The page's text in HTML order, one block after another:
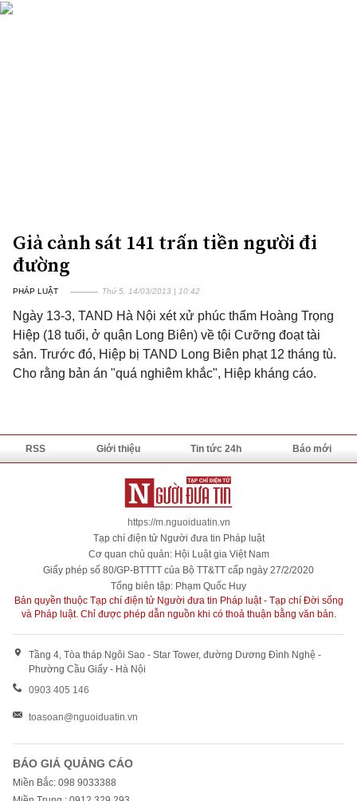
Giả cảnh sát 141 trấn tiền người đi
đường
PHÁP LUẬT Thứ 5, 14/03/2013 | 10:42
Ngày 13-3, TAND Hà Nội xét xử phúc thẩm Hoàng Trọng
Hiệp (18 tuổi, ở quận Long Biên) về tội Cưỡng đoạt tài
sản. Trước đó, Hiệp bị TAND Long Biên phạt 12 tháng tù.
Cho rằng bản án "quá nghiêm khắc", Hiệp kháng cáo.
RSS Giới thiệu Tin tức 24h Báo mới
https://m.nguoiduatin.vn
Tạp chí điện tử Người đưa tin Pháp luật
Cơ quan chủ quản: Hội Luật gia Việt Nam
Giấy phép số 80/GP-BTTTT của Bộ TT&TT cấp ngày 27/2/2020
Tổng biên tập: Phạm Quốc Huy
Bản quyền thuộc Tạp chí điện tử Người đưa tin Pháp luật - Tạp chí Đời sống
và Pháp luật. Chỉ được phép dẫn nguồn khi có thoả thuận bằng văn bản.
Tầng 4, Tòa tháp Ngôi Sao - Star Tower, đường Dương Đình Nghệ -
Phường Cầu Giấy - Hà Nội
0903 405 146
toasoan@nguoiduatin.vn
BÁO GIÁ QUẢNG CÁO
Miền Bắc: 098 9033388